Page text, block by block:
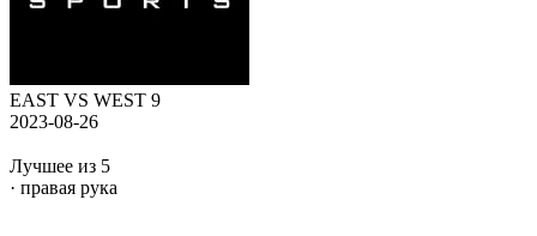
EAST VS WEST 9
2023-08-26
Лучшее из 5
· правая рука